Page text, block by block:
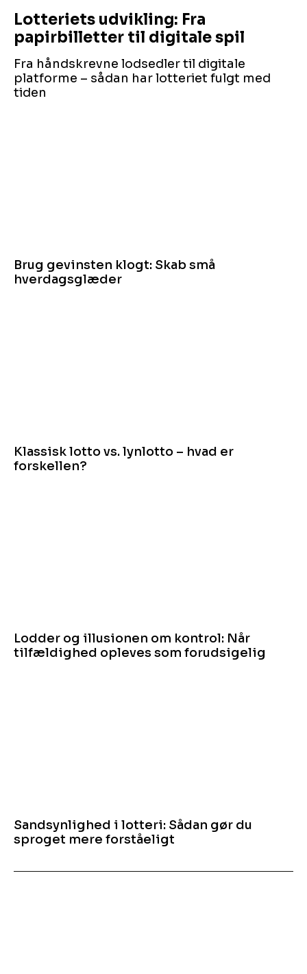
Lotteriets udvikling: Fra
papirbilletter til digitale spil
Fra håndskrevne lodsedler til digitale
platforme – sådan har lotteriet fulgt med
tiden
Brug gevinsten klogt: Skab små
hverdagsglæder
Klassisk lotto vs. lynlotto – hvad er
forskellen?
Lodder og illusionen om kontrol: Når
tilfældighed opleves som forudsigelig
Sandsynlighed i lotteri: Sådan gør du
sproget mere forståeligt